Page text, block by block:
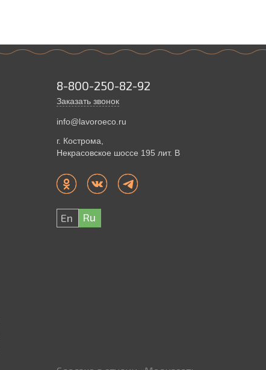
8-800-250-82-92
Заказать звонок
info@lavoroeco.ru
г. Кострома,
Некрасовское шоссе 195 лит. В
En Ru